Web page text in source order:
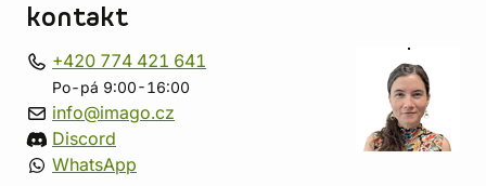
kontakt
+420 774 421 641
Po-pá 9:00-16:00
info@imago.cz
Discord
WhatsApp